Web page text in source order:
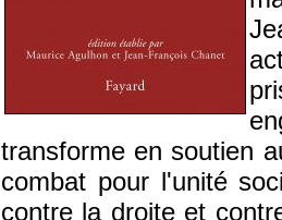
transforme en soutien
combat pour l'unité
contre la droiteet